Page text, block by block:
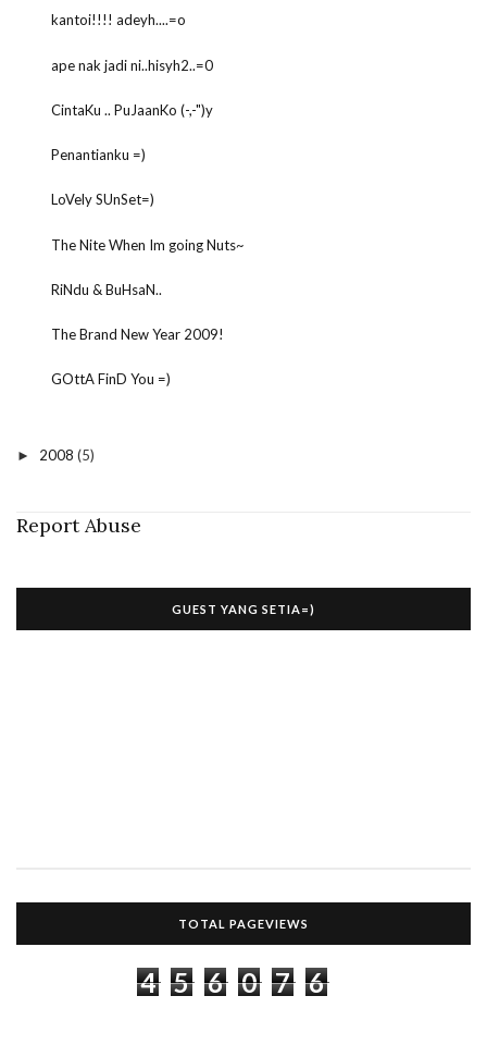
kantoi!!!! adeyh....=o
ape nak jadi ni..hisyh2..=0
CintaKu .. PuJaanKo (-,-")y
Penantianku =)
LoVely SUnSet=)
The Nite When Im going Nuts~
RiNdu & BuHsaN..
The Brand New Year 2009!
GOttA FinD You =)
► 2008 (5)
Report Abuse
GUEST YANG SETIA=)
TOTAL PAGEVIEWS
4 5 6 0 7 6